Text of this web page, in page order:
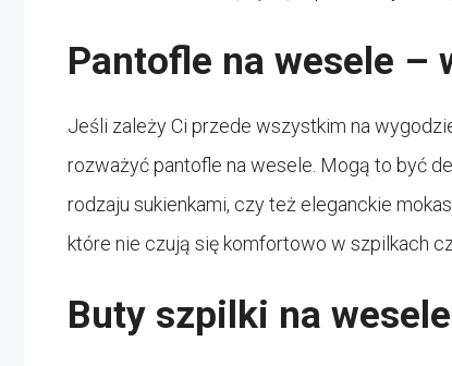
Pantofle na wesele –
Jeśli zależy Ci przede wszystkim na
rozważyć pantofle na wesele. Mogą to być
rodzaju sukienkami, czy też eleganckie
które nie czują się komfortowo w szpilkach
Buty szpilki na